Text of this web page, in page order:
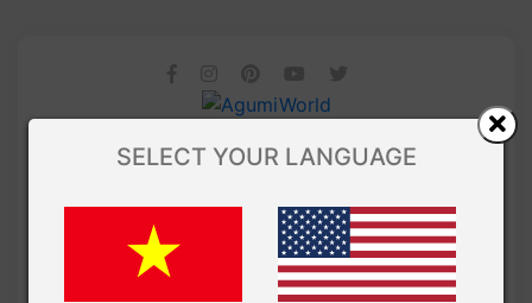
SELECT YOUR LANGUAGE